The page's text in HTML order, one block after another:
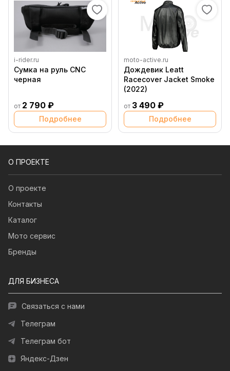
i-rider.ru
Сумка на руль CNC
черная
от 2 790 ₽
Подробнее
moto-active.ru
Дождевик Leatt
Racecover Jacket Smoke
(2022)
от 3 490 ₽
Подробнее
О ПРОЕКТЕ
О проекте
Контакты
Каталог
Мото сервис
Бренды
ДЛЯ БИЗНЕСА
Связаться с нами
Телеграм
Телеграм бот
Яндекс-Дзен